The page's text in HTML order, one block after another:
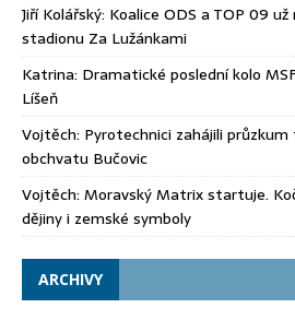
Jiří Kolářský: Koalice ODS a TOP 09
stadionu Za Lužánkami
Katrina: Dramatické poslední kolo
Líšeň
Vojtěch: Pyrotechnici zahájili
obchvatu Bučovic
Vojtěch: Moravský Matrix startuje.
dějiny i zemské symboly
ARCHIVY